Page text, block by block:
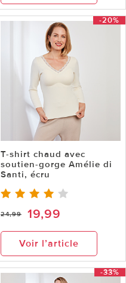
-20%
T-shirt chaud avec
soutien-gorge Amélie di
Santi, écru
24,99 19,99
Voir l’article
-33%